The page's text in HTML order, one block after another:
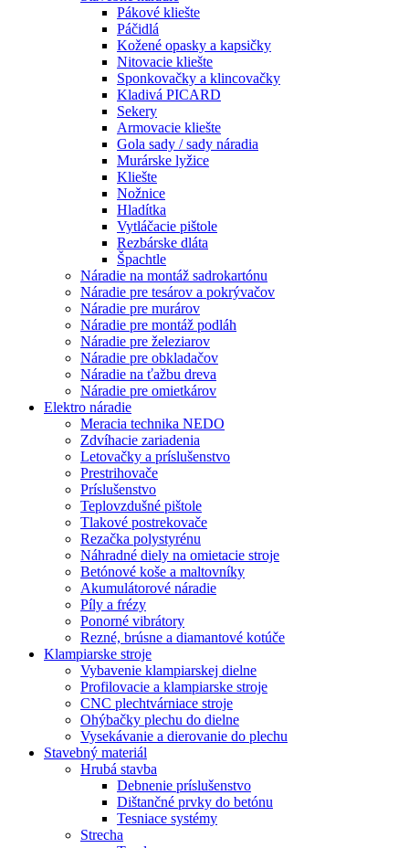
Pákové kliešte
Páčidlá
Kožené opasky a kapsičky
Nitovacie kliešte
Sponkovačky a klincovačky
Kladivá PICARD
Sekery
Armovacie kliešte
Gola sady / sady náradia
Murárske lyžice
Kliešte
Nožnice
Hladítka
Vytláčacie pištole
Rezbárske dláta
Špachtle
Náradie na montáž sadrokartónu
Náradie pre tesárov a pokrývačov
Náradie pre murárov
Náradie pre montáž podláh
Náradie pre železiarov
Náradie pre obkladačov
Náradie na ťažbu dreva
Náradie pre omietkárov
Elektro náradie
Meracia technika NEDO
Zdvíhacie zariadenia
Letovačky a príslušenstvo
Prestrihovače
Príslušenstvo
Teplovzdušné pištole
Tlakové postrekovače
Rezačka polystyrénu
Náhradné diely na omietacie stroje
Betónové koše a maltovníky
Akumulátorové náradie
Píly a frézy
Ponorné vibrátory
Rezné, brúsne a diamantové kotúče
Klampiarske stroje
Vybavenie klampiarskej dielne
Profilovacie a klampiarske stroje
CNC plechtvárniace stroje
Ohýbačky plechu do dielne
Vysekávanie a dierovanie do plechu
Stavebný materiál
Hrubá stavba
Debnenie príslušenstvo
Dištančné prvky do betónu
Tesniace systémy
Strecha